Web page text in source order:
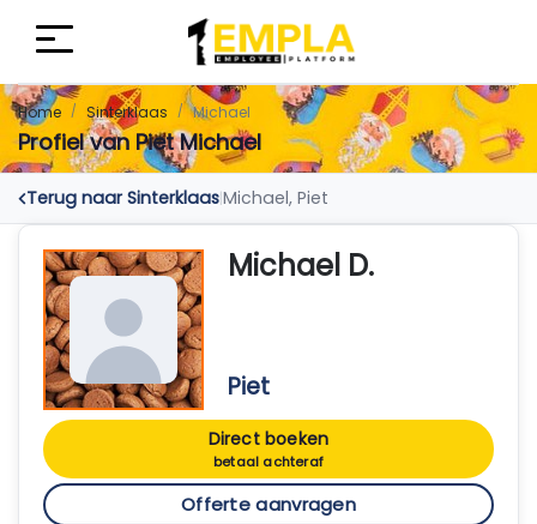
Home Sinterklaas Michael
Profiel van Piet Michael
Terug naar Sinterklaas|Michael, Piet
Michael D.
Piet
Direct boeken
betaal achteraf
Offerte aanvragen